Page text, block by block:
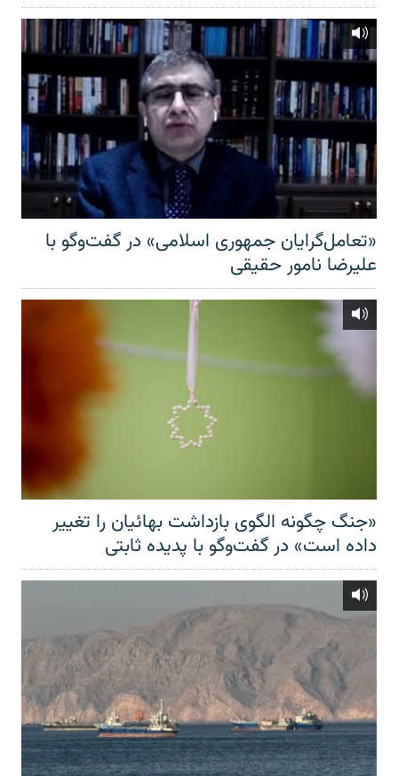
«تعامل‌گرایان جمهوری اسلامی» در گفت‌وگو با
علیرضا نامور حقیقی
«جنگ چگونه الگوی بازداشت بهائیان را تغییر
داده است» در گفت‌وگو با پدیده ثابتی